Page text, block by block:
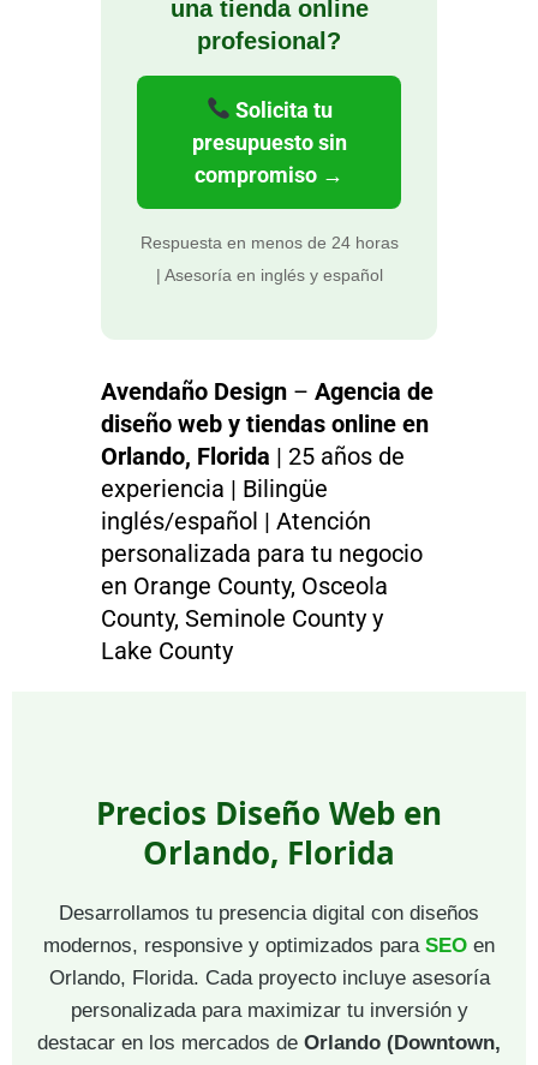
una tienda online
profesional?
Solicita tu
presupuesto sin
compromiso →
Respuesta en menos de 24 horas
| Asesoría en inglés y español
Avendaño Design – Agencia de
diseño web y tiendas online en
Orlando, Florida | 25 años de
experiencia | Bilingüe
inglés/español | Atención
personalizada para tu negocio
en Orange County, Osceola
County, Seminole County y
Lake County
Precios Diseño Web en
Orlando, Florida
Desarrollamos tu presencia digital con diseños
modernos, responsive y optimizados para SEO en
Orlando, Florida. Cada proyecto incluye asesoría
personalizada para maximizar tu inversión y
destacar en los mercados de Orlando (Downtown,